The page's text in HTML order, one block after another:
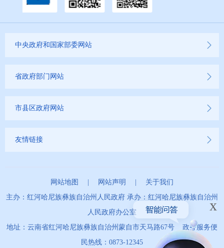
中央政府和国家部委网站
省政府部门网站
市县区政府网站
友情链接
网站地图 网站声明
关于我们
主办：红河哈尼族彝族自治州人民政府 承办：红河哈尼族彝族自治州
人民政府办公室
地址：云南省红河哈尼族彝族自治州蒙自市天马路67号 政务服务便
民热线：0873-12345
x